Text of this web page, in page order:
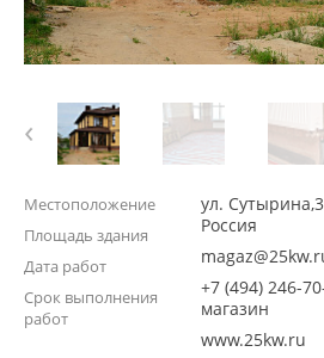
‹
Местоположение
Площадь здания
Дата работ
Срок выполнения
работ
ул.
Россия
+7 (494) 246-
магазин
www.25kw.ru